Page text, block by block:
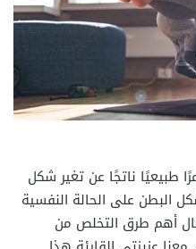
طبيعيًا ناتجًا عن تغير شكل
البطن على الحالة النفسية
أهم طرق التخلص من